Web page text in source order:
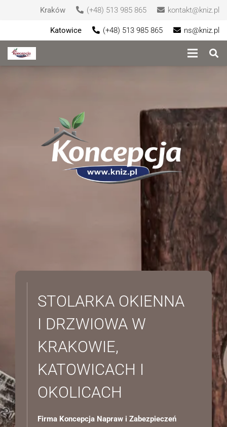
Kraków (+48) 513 985 865 kontakt@kniz.pl
Katowice (+48) 513 985 865 ns@kniz.pl
STOLARKA OKIENNA
I DRZWIOWA W
KRAKOWIE,
KATOWICACH I
OKOLICACH
Firma Koncepcja Napraw i Zabezpieczeń
Konieczne
Te pliki cookie
opcjonalne. Są
internetowej.
poprawić